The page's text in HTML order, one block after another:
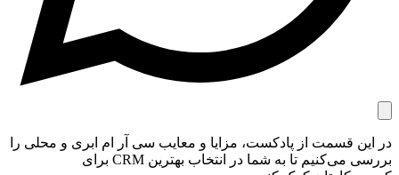
در این قسمت از پادکست، مزایا و معایب سی آر ام ابری و محلی را
بررسی می‌کنیم تا به شما در انتخاب بهترین CRM برای